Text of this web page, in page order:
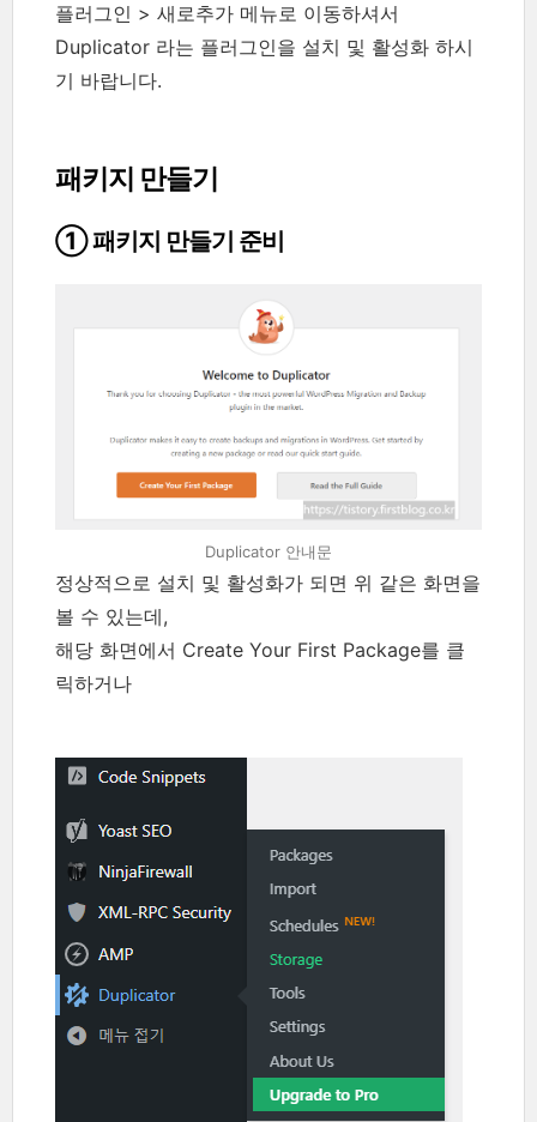
플러그인 > 새로추가 메뉴로 이동하셔서
Duplicator 라는 플러그인을 설치 및 활성화 하시
기 바랍니다.
패키지 만들기
① 패키지 만들기 준비
Duplicator 안내문
정상적으로 설치 및 활성화가 되면 위 같은 화면을
볼 수 있는데,
해당 화면에서 Create Your First Package를 클
릭하거나